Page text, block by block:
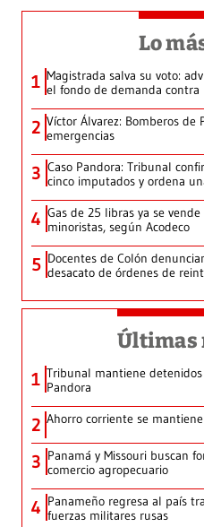
Lo
1 Magistrada salva su voto:
el fondo de demanda contra
2 Víctor Álvarez: Bomberos de
emergencias
3 Caso Pandora: Tribunal
cinco imputados y ordena
4 Gas de 25 libras ya se
minoristas, según Acodeco
5 Docentes de Colón
desacato de órdenes de
Últimas
1 Tribunal mantiene
Pandora
2 Ahorro corriente se
3 Panamá y Missouri buscan
comercio agropecuario
4 Panameño regresa al país
fuerzas militares rusas